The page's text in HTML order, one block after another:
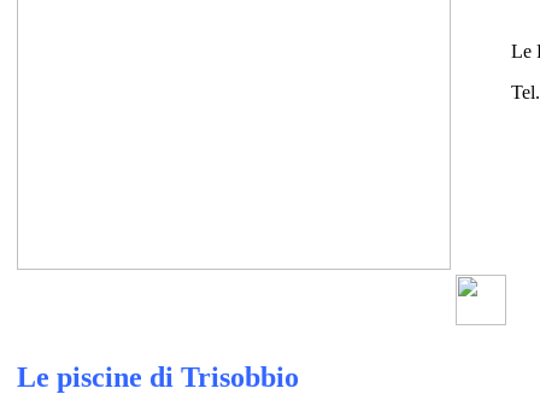
Le
Le piscine di Trisobbio